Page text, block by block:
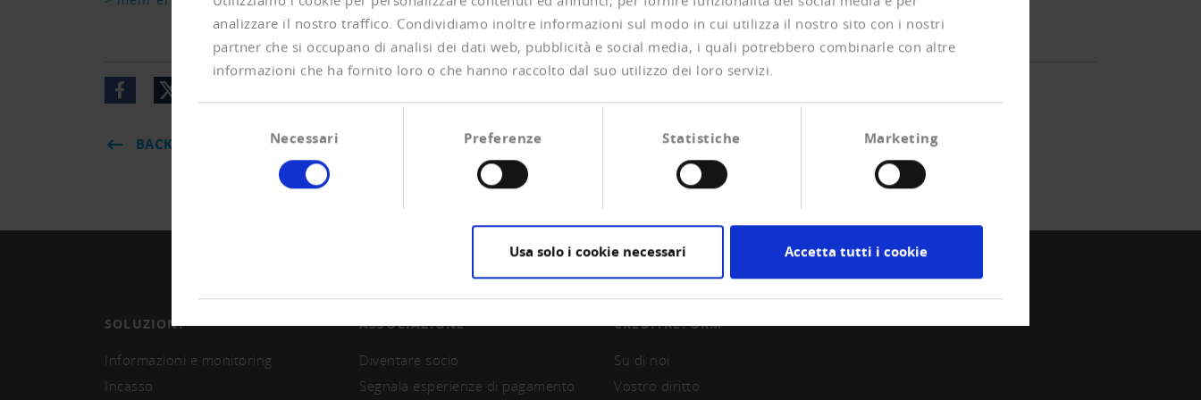
analizzare il nostro traffico. Condividiamo inoltre informazioni sul modo in cui utilizza il nostro sito con i nostri
partner che si occupano di analisi dei dati web, pubblicità e social media, i quali potrebbero combinarle con altre
informazioni che ha fornito loro o che hanno raccolto dal suo utilizzo dei loro servizi.
Necessari Preferenze Statistiche Marketing
Usa solo i cookie necessari Accetta tutti i cookie
BACK
SOLUZIONI
Informazioni e monitoring
Incasso
ASSOCIAZIONE
Diventare socio
Segnala esperienze di pagamento
CREDITREFORM
Su di noi
Vostro diritto